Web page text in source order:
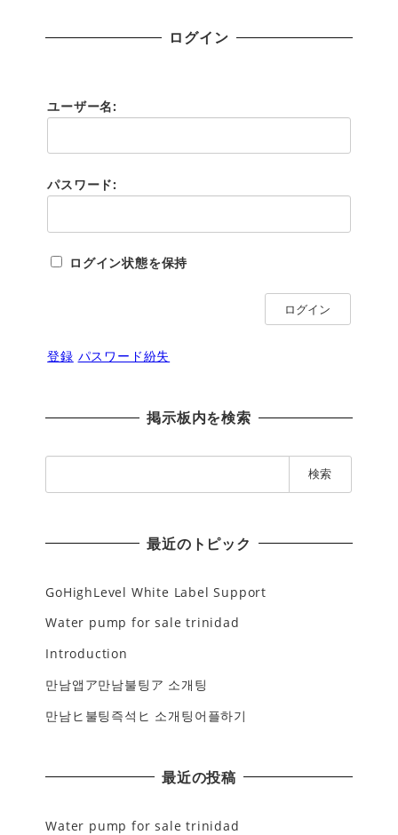
ログイン
ユーザー名:
パスワード:
ログイン状態を保持
ログイン
登録 パスワード紛失
掲示板内を検索
索
最近のトピック
GoHighLevel White Label Support
Water pump for sale trinidad
Introduction
만남앱ア만남불팅ア 소개팅
만남ヒ불팅즉석ヒ 소개팅어플하기
最近の投稿
Water pump for sale trinidad